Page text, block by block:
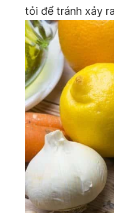
tỏi để tránh xảy